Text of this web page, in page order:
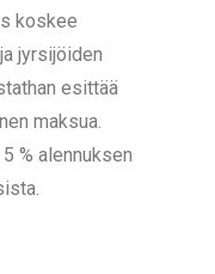
koskee
jyrsijöiden
esittää
maksua.
% alennuksen